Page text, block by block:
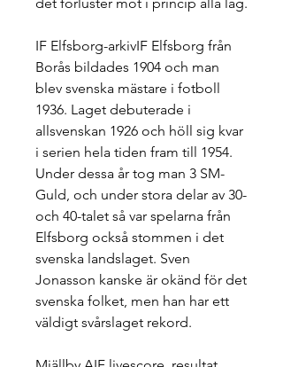
IF Elfsborg-arkivIF Elfsborg från
Borås bildades 1904 och man
blev svenska mästare i fotboll
1936. Laget debuterade i
allsvenskan 1926 och höll sig kvar
i serien hela tiden fram till 1954.
Under dessa år tog man 3 SM-
Guld, och under stora delar av 30-
och 40-talet så var spelarna från
Elfsborg också stommen i det
svenska landslaget. Sven
Jonasson kanske är okänd för det
svenska folket, men han har ett
väldigt svårslaget rekord.